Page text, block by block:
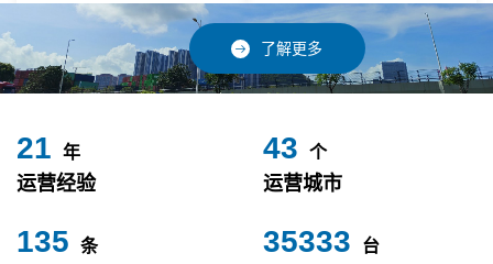
了解更多
24 年
运营经验
49 个
运营城市
153 条 40000 台